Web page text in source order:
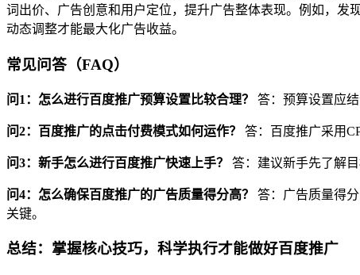
词出价、广告创意和用户定位，提升广告整体表现。例如，发
动态调整才能最大化广告收益。
常见问答（FAQ）
问1：怎么进行百度推广预算设置比较合理？ 答：预算设置应
问2：百度推广的点击付费模式如何运作？ 答：百度推广采用
问3：新手怎么进行百度推广快速上手？ 答：建议新手先了解
问4：怎么确保百度推广的广告质量得分高？
答：广告质量得
关键。
总结：掌握核心技巧，科学执行才能做好百度推广